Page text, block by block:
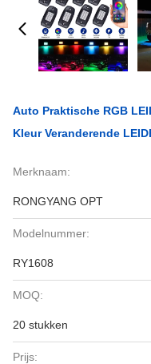
Auto Praktische RGB
Kleur Veranderende
Merknaam:
RONGYANG OPT
Modelnummer:
RY1608
MOQ:
20 stukken
Prijs: